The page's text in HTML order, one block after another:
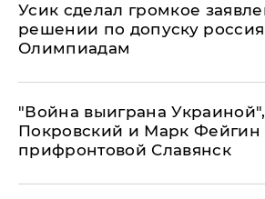
Усик сделал громкое
решении по допуску
Олимпиадам
"Война выиграна
Покровский и Марк Фейгин
прифронтовой Славянск